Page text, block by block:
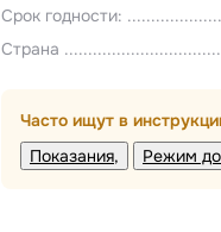
Срок годности:
Страна
Часто ищут в
Показания
Режим